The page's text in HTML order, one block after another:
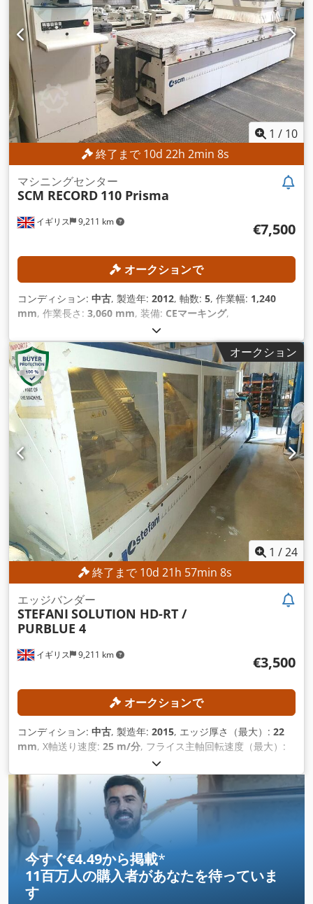
1 / 10
終了まで10d 22h 2min 5s
イギリス 9,211 km
マシニングセンター
SCM RECORD 110 Prisma
€7,500
オークションで
コンディション: 中古, 製造年: 2012, 軸数: 5, 作業幅: 1,240
mm, 作業長さ: 3,060 mm, 装備: CEマーキング,
オークション
1 /24
終了まで10d 21h 57min 5s
イギリス 9,211 km
エッジバンダー
STEFANI SOLUTION HD-RT /
PURBLUE 4
€3,500
オークションで
コンディション: 中古, 製造年: 2015, エッジ厚さ（最大）: 22
mm, X軸送り速度: 25 m/分, フライス主軸回転速度（最大）:
CEマーキング
今すぐ€4.49から掲載*
11百万人の購入者があなたを待っていま
す